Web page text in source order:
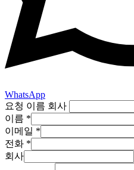
WhatsApp
요청 이름 회사
이름 *
이메일 *
전화 *
회사